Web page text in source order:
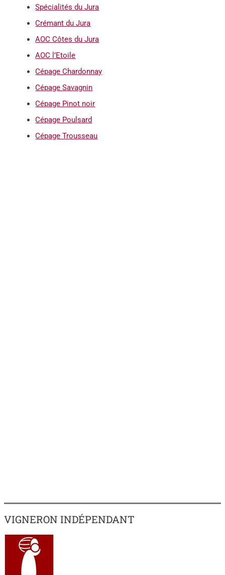
Spécialités du Jura
Crémant du Jura
AOC Côtes du Jura
AOC l’Etoile
Cépage Chardonnay
Cépage Savagnin
Cépage Pinot noir
Cépage Poulsard
Cépage Trousseau
VIGNERON INDÉPENDANT